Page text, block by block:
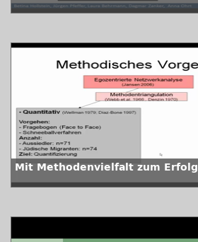
Mit Methodenvielfalt zum Erfolg